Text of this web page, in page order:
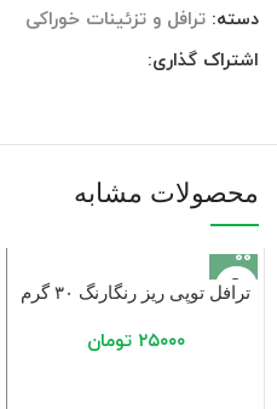
دسته: ترافل و تزئینات خوراکی
اشتراک گذاری:
محصولات مشابه
ترافل توپی ریز رنگارنگ ۳۰ گرم
۲۵۰۰۰ تومان